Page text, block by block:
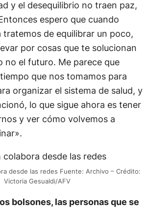
y el desequilibrio no traen paz,
espero que cuando
tratemos de equilibrar un poco,
por cosas que te solucionan
no el futuro. Me parece que
que nos tomamos para
organizar el sistema de salud, y
lo que sigue ahora es tener
y ver cómo volvemos a
desde las redes Fuente: Archivo – Crédito:
Victoria Gesualdi/AFV
bolsones, las personas que se